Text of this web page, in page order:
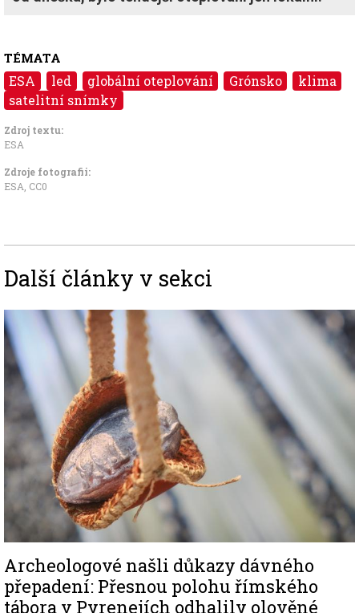
TÉMATA
ESA led globální oteplování Grónsko
klima
satelitní snímky
Zdroj textu:
ESA
Zdroje fotografii:
ESA CC0
Další články v sekci
Image
Archeologové našli důkazy dávného
přepadení: Přesnou polohu římského
tábora v Pyrenejích odhalily olověné